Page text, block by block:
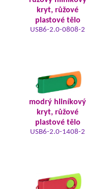
kryt, růžové
plastové tělo
USB6-2.0-0808-2
modrý hliníkový
kryt, růžové
plastové tělo
USB6-2.0-1408-2